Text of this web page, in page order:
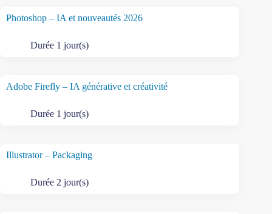
Photoshop – IA et nouveautés 2026
Durée 1 jour(s)
Adobe Firefly – IA générative et créativité
Durée 1 jour(s)
Illustrator – Packaging
Durée 2 jour(s)